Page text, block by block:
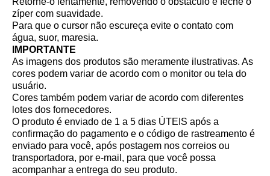
zíper com suavidade.
Para que o cursor não escureça evite o contato com
água, suor, maresia.
IMPORTANTE
As imagens dos produtos são meramente ilustrativas. As
cores podem variar de acordo com o monitor ou tela do
usuário.
Cores também podem variar de acordo com diferentes
lotes dos fornecedores.
O produto é enviado de 1 a 5 dias ÚTEIS após a
confirmação do pagamento e o código de rastreamento é
enviado para você, após postagem nos correios ou
transportadora, por e-mail, para que você possa
acompanhar a entrega do seu produto.